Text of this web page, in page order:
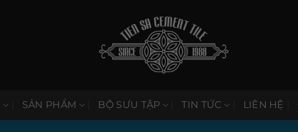
SẢN PHẨM BỘ SƯU TẬP TIN TỨC LIÊN HỆ